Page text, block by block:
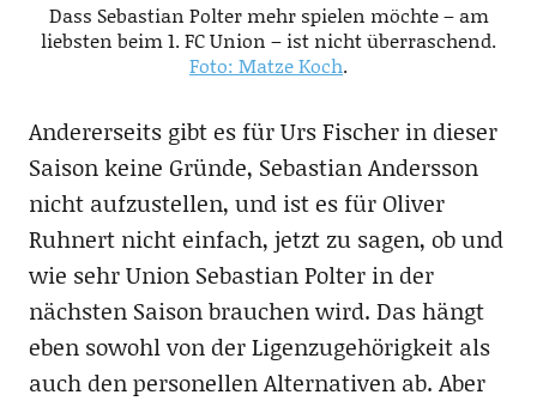
Dass Sebastian Polter mehr spielen möchte – am
liebsten beim 1. FC Union – ist nicht überraschend.
Foto: Matze Koch.
Andererseits gibt es für Urs Fischer in dieser
Saison keine Gründe, Sebastian Andersson
nicht aufzustellen, und ist es für Oliver
Ruhnert nicht einfach, jetzt zu sagen, ob und
wie sehr Union Sebastian Polter in der
nächsten Saison brauchen wird. Das hängt
eben sowohl von der Ligenzugehörigkeit als
auch den personellen Alternativen ab. Aber